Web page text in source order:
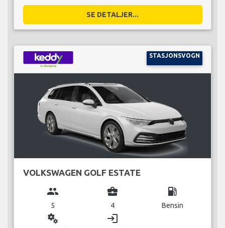
SE DETALJER...
STASJONSVOGN
VOLKSWAGEN GOLF ESTATE
group
5
business_center
4
local_gas_station
Bensin
miscellaneous_services login